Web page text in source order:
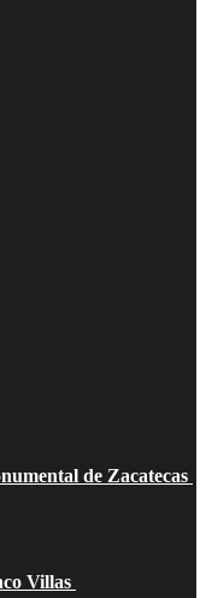
de Zacatecas
Villas